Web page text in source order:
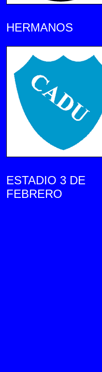
HERMANOS
ESTADIO 3 DE
FEBRERO